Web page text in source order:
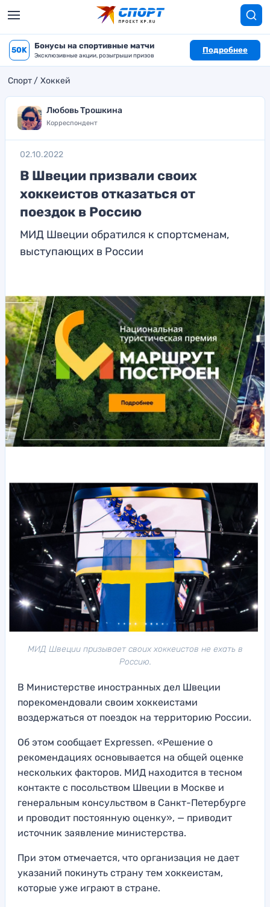
50K Бонусы на спортивные матчи
Эксклюзивные акции, розыгрыши призов
Подробнее
Спорт Хоккей
Любовь Трошкина
Корреспондент
02.10.2022
В Швеции призвали своих
хоккеистов отказаться от
поездок в Россию
МИД Швеции обратился к спортсменам,
выступающих в России
МИД Швеции призывает своих хоккеистов не ехать в
Россию.
В Министерстве иностранных дел Швеции
порекомендовали своим хоккеистами
воздержаться от поездок на территорию России.
Об этом сообщает Expressen. «Решение о
рекомендациях основывается на общей оценке
нескольких факторов. МИД находится в тесном
контакте с посольством Швеции в Москве и
генеральным консульством в Санкт-Петербурге
и проводит постоянную оценку», — приводит
источник заявление министерства.
При этом отмечается, что организация не дает
указаний покинуть страну тем хоккеистам,
которые уже играют в стране.